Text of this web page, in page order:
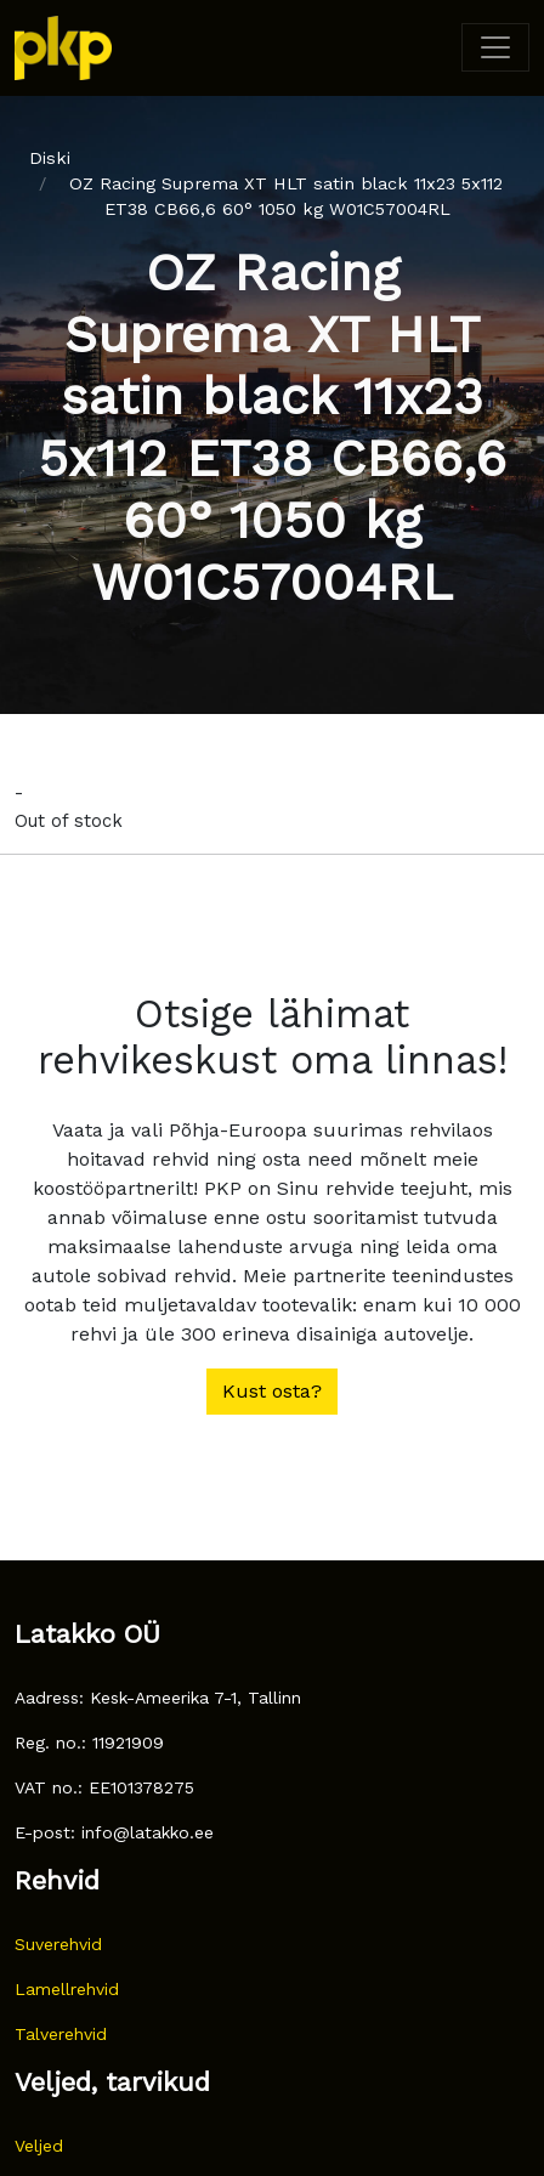
Diski
OZ Racing Suprema XT HLT satin black 11x23 5x112
ET38 CB66,6 60° 1050 kg W01C57004RL
OZ Racing
Suprema XT HLT
satin black 11x23
5x112 ET38 CB66,6
60° 1050 kg
W01C57004RL
-
Out of stock
Otsige lähimat
rehvikeskust oma linnas!
Vaata ja vali Põhja-Euroopa suurimas rehvilaos
hoitavad rehvid ning osta need mõnelt meie
koostööpartnerilt! PKP on Sinu rehvide teejuht, mis
annab võimaluse enne ostu sooritamist tutvuda
maksimaalse lahenduste arvuga ning leida oma
autole sobivad rehvid. Meie partnerite teenindustes
ootab teid muljetavaldav tootevalik: enam kui 10 000
rehvi ja üle 300 erineva disainiga autovelje.
Kust osta?
Latakko OÜ
Aadress: Kesk-Ameerika 7-1, Tallinn
Reg. no.: 11921909
VAT no.: EE101378275
E-post: info@latakko.ee
Rehvid
Suverehvid
Lamellrehvid
Talverehvid
Veljed, tarvikud
Veljed